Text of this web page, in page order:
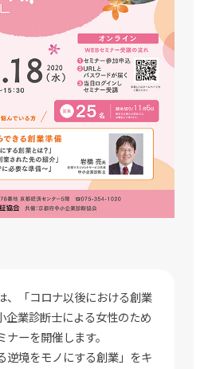
、「コロナ以後における創業
企業診断士による女性のため
ーを開催します。
逆境をモノにする創業」をキ